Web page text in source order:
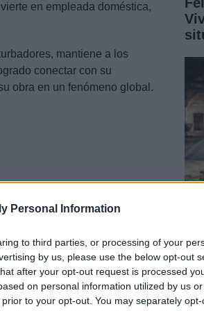
Personal Information
to third parties, or processing of your
by us, please use the below opt-out
after your opt-out request is processed
on personal information utilized by us
to your opt-out. You may separately
en empleada doméstica,
mantiene a los
conectar con su
obra en un fenómeno global.
la historia